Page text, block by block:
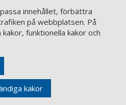
innehållet, förbättra
på webbplatsen. På
funktionella kakor och
kakor